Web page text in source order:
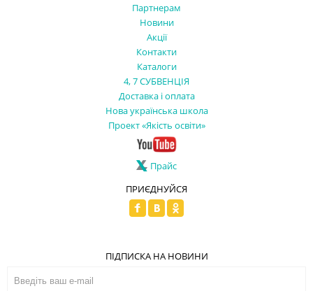
Партнерам
Новини
Акції
Контакти
Каталоги
4, 7 СУБВЕНЦІЯ
Доставка і оплата
Нова українська школа
Проект «Якість освіти»
Прайс
ПРИЄДНУЙСЯ
ПІДПИСКА НА НОВИНИ